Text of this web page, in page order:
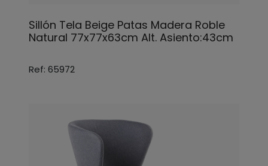
Sillón Tela Beige Patas Madera Roble
Natural 77x77x63cm Alt. Asiento:43cm
Ref: 65972